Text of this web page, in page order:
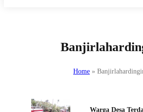
Home »
Warga Desa